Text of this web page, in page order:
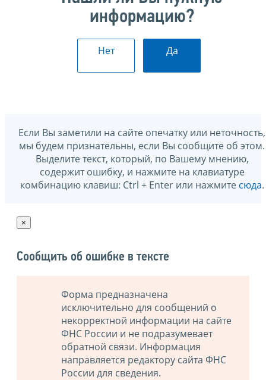
информацию?
Нет Да
Если Вы заметили на сайте опечатку или неточность,
мы будем признательны, если Вы сообщите об этом.
Выделите текст, который, по Вашему мнению,
содержит ошибку, и нажмите на клавиатуре
комбинацию клавиш: Ctrl + Enter или нажмите сюда.
×
Сообщить об ошибке в тексте
Форма предназначена
исключительно для сообщений о
некорректной информации на сайте
ФНС России и не подразумевает
обратной связи. Информация
направляется редактору сайта ФНС
России для сведения.